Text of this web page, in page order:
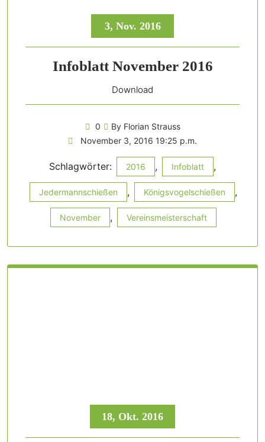
3, Nov. 2016
Infoblatt November 2016
Download
0
By Florian Strauss
November 3, 2016 19:25 p.m.
Schlagwörter: 2016 , Infoblatt ,
Jedermannschießen , Königsvogelschießen ,
November , Vereinsmeisterschaft
18, Okt. 2016